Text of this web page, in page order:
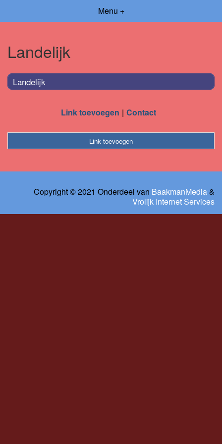
Menu +
Landelijk
Landelijk
Link toevoegen Contact
Link toevoegen
Copyright © 2021 Onderdeel van BaakmanMedia&
Vrolijk Internet Services